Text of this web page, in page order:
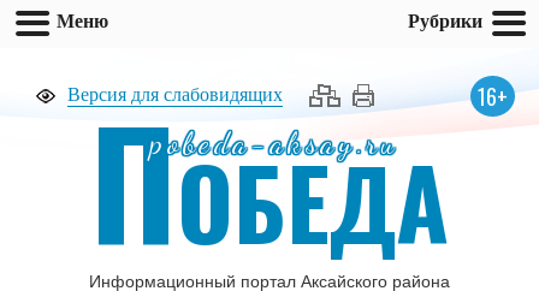
Версия для слабовидящих 16+
pobeda-aksay.ru
ПОБЕДА
Информационный портал Аксайского района
Меню Рубрики